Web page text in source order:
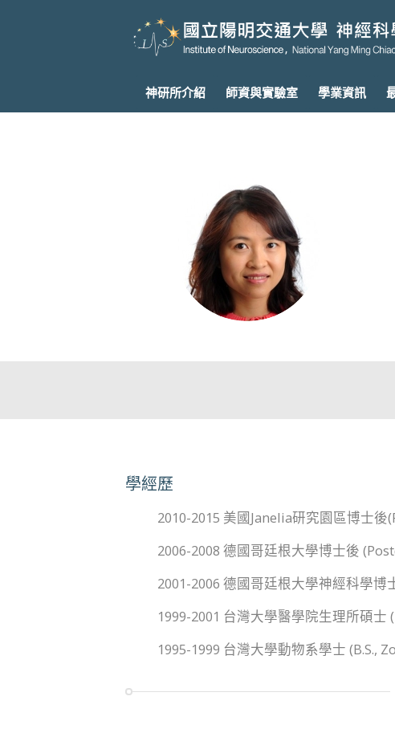
神研所介紹 師資與實驗室 學業資訊
學經歷
2010-2015 美國Janelia研究園區博士後
2006-2008 德國哥廷根大學博士後
2001-2006 德國哥廷根大學神經科學
1999-2001 台灣大學醫學院生理所碩
1995-1999 台灣大學動物系學士 (B.S.,